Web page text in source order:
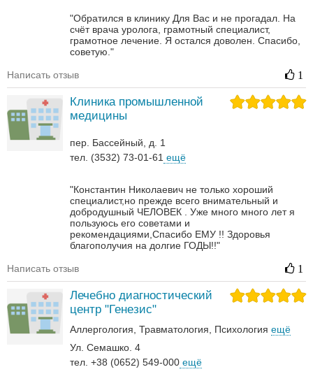
"Обратился в клинику Для Вас и не прогадал. На
счёт врача уролога, грамотный специалист,
грамотное лечение. Я остался доволен. Спасибо,
советую."
Написать отзыв 1
Клиника промышленной
медицины
пер. Бассейный, д. 1
тел. (3532) 73-01-61 ещё
"Константин Николаевич не только хороший
специалист,но прежде всего внимательный и
добродушный ЧЕЛОВЕК . Уже много много лет я
пользуюсь его советами и
рекомендациями,Спасибо ЕМУ !! Здоровья
благополучия на долгие ГОДЫ!!"
Написать отзыв 1
Лечебно диагностический
центр "Генезис"
Аллергология Травматология Психология ещё
Ул. Семашко. 4
тел. +38 (0652) 549-000 ещё